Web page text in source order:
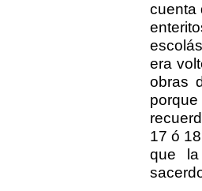
cuenta
era
obras
17 ó
que